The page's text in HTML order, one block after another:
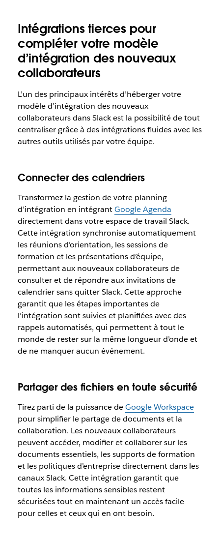
Intégrations tierces pour
compléter votre modèle
d’intégration des nouveaux
collaborateurs
L’un des principaux intérêts d’héberger votre
modèle d’intégration des nouveaux
collaborateurs dans Slack est la possibilité de tout
centraliser grâce à des intégrations fluides avec les
autres outils utilisés par votre équipe.
Connecter des calendriers
Transformez la gestion de votre planning
d’intégration en intégrantGoogle Agenda
directement dans votre espace de travail Slack.
Cette intégration synchronise automatiquement
les réunions d’orientation, les sessions de
formation et les présentations d’équipe,
permettant aux nouveaux collaborateurs de
consulter et de répondre aux invitations de
calendrier sans quitter Slack. Cette approche
garantit que les étapes importantes de
l’intégration sont suivies et planifiées avec des
rappels automatisés, qui permettent à tout le
monde de rester sur la même longueur d’onde et
de ne manquer aucun événement.
Partager des fichiers en toute sécurité
Tirez parti de la puissance deGoogle Workspace
pour simplifier le partage de documents et la
collaboration. Les nouveaux collaborateurs
peuvent accéder, modifier et collaborer sur les
documents essentiels, les supports de formation
et les politiques d’entreprise directement dans les
canaux Slack. Cette intégration garantit que
toutes les informations sensibles restent
sécurisées tout en maintenant un accès facile
pour celles et ceux qui en ont besoin.